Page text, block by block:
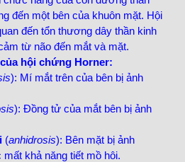
đến một bên của khuôn mặt. Hội
đến tổn thương dây thần kinh
từ não đến mắt và mặt.
hội chứng Horner:
): Mí mắt trên của bên bị ảnh
): Đồng tử của mắt bên bị ảnh
(anhidrosis): Bên mặt bị ảnh
khả năng tiết mồ hôi.